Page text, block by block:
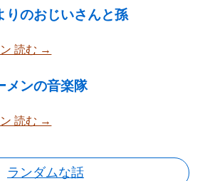
りのおじいさんと孫
ン 読む →
メンの音楽隊
ン 読む →
ランダムな話